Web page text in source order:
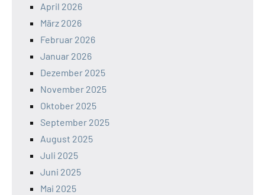
April 2026
März 2026
Februar 2026
Januar 2026
Dezember 2025
November 2025
Oktober 2025
September 2025
August 2025
Juli 2025
Juni 2025
Mai 2025